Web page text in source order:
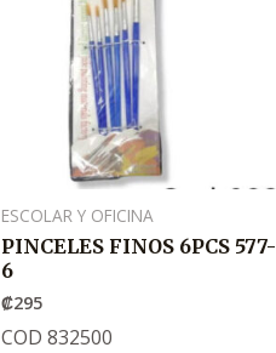
ESCOLAR Y OFICINA
PINCELES FINOS 6PCS 577-
6
₡295
COD 832500